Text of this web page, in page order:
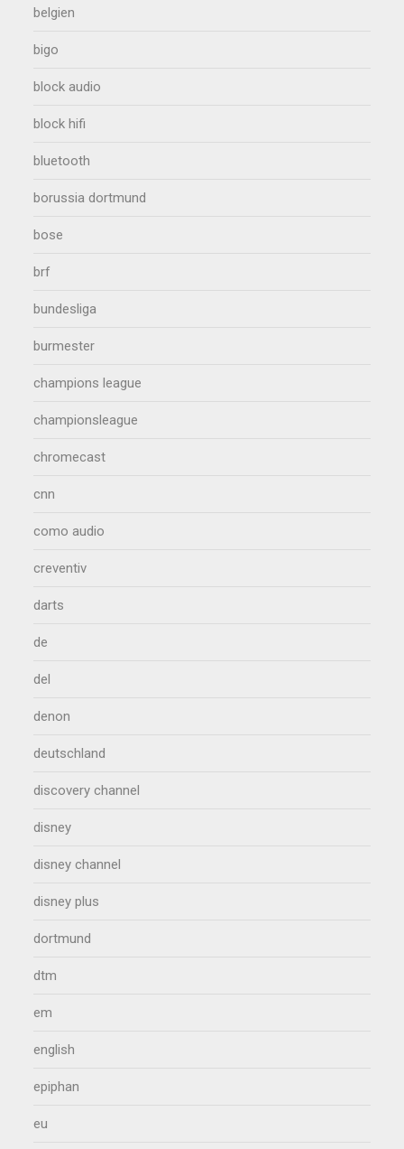
belgien
bigo
block audio
block hifi
bluetooth
borussia dortmund
bose
brf
bundesliga
burmester
champions league
championsleague
chromecast
cnn
como audio
creventiv
darts
de
del
denon
deutschland
discovery channel
disney
disney channel
disney plus
dortmund
dtm
em
english
epiphan
eu